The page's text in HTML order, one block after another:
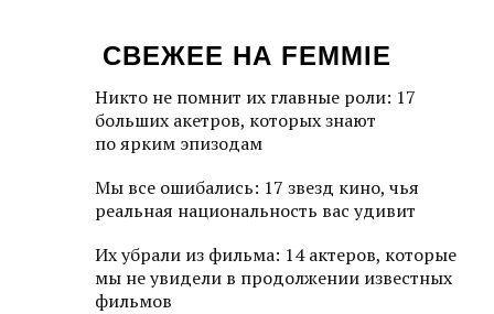
СВЕЖЕЕ НА FEMMIE
Никто не помнит их главные роли: 17
больших акетров, которых знают
по ярким эпизодам
Мы все ошибались: 17 звезд кино, чья
реальная национальность вас удивит
Их убрали из фильма: 14 актеров, которые
мы не увидели в продолжении известных
фильмов